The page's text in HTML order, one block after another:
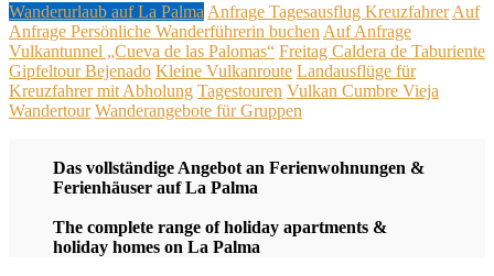
Wanderurlaub auf La Palma Anfrage Tagesausflug Kreuzfahrer Auf
Anfrage Persönliche Wanderführerin buchen Auf Anfrage
Vulkantunnel „Cueva de las Palomas“ Freitag Caldera de Taburiente
Gipfeltour Bejenado Kleine Vulkanroute Landausflüge für
Kreuzfahrer mit Abholung Tagestouren Vulkan Cumbre Vieja
Wandertour Wanderangebote für Gruppen
Das vollständige Angebot an Ferienwohnungen &
Ferienhäuser auf La Palma
The complete range of holiday apartments &
holiday homes on La Palma